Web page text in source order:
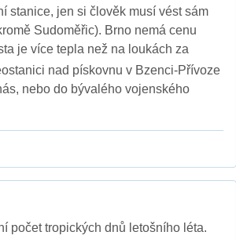
stanice, jen si člověk musí vést sám
Sudoměřic). Brno nemá cenu
je více tepla než na loukách za
nad pískovnu v Bzenci-Přívoze
nebo do bývalého vojenského
počet tropických dnů letošního léta.